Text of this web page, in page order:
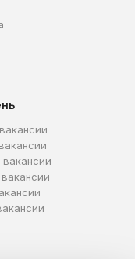
вакансии